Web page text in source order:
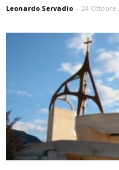
Leonardo Servadio - 24 Ottobre